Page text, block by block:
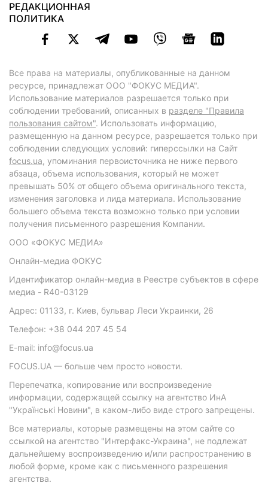
РЕДАКЦИОННАЯ
ПОЛИТИКА
Все права на материалы, опубликованные на данном
ресурсе, принадлежат ООО "ФОКУС МЕДИА".
Использование материалов разрешается только при
соблюдении требований, описанных в разделе "Правила
пользования сайтом". Использовать информацию,
размещенную на данном ресурсе, разрешается только при
соблюдении следующих условий: гиперссылки на Сайт
focus.ua, упоминания первоисточника не ниже первого
абзаца, объема использования, который не может
превышать 50% от общего объема оригинального текста,
изменения заголовка и лида материала. Использование
большего объема текста возможно только при условии
получения письменного разрешения Компании.
ООО «ФОКУС МЕДИА»
Онлайн-медиа ФОКУС
Идентификатор онлайн-медиа в Реестре субъектов в сфере
медиа - R40-03129
Адрес: 01133, г. Киев, бульвар Леси Украинки, 26
Телефон: +38 044 207 45 54
E-mail: info@focus.ua
FOCUS.UA — больше чем просто новости.
Перепечатка, копирование или воспроизведение
информации, содержащей ссылку на агентство ИнА
"Українські Новини", в каком-либо виде строго запрещены.
Все материалы, которые размещены на этом сайте со
ссылкой на агентство "Интерфакс-Украина", не подлежат
дальнейшему воспроизведению и/или распространению в
любой форме, кроме как с письменного разрешения
агентства.